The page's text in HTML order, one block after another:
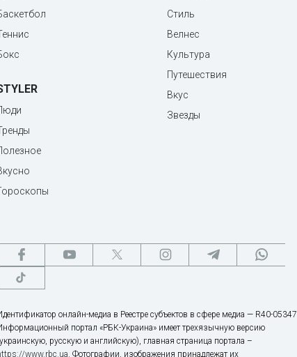
Стиль
Велнес
Культура
Путешествия
Вкус
Звезды
онлайн-медиа в Реестре субъектов в сфере медиа — R40-05347
портал «РБК-Украина» имеет трехязычную версию
русскую и английскую), главная страница портала –
www.rbc.ua. Фотографии, изображения принадлежат их